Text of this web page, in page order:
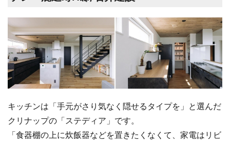
キッチンは「手元がさり気なく隠せるタイプを」と選んだ
クリナップの「ステディア」です。
「食器棚の上に炊飯器などを置きたくなくて、家電はリビ